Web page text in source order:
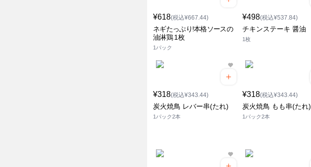
¥618(税込¥667.44)
ネギたっぷり!本格ソースの
油淋鶏 1枚
1パック
¥498(税込¥537.84)
チキンステーキ 醤油
1枚
¥318(税込¥343.44)
炭火焼鳥 レバー串(たれ)
1パック2本
¥318(税込¥343.44)
炭火焼鳥 もも串(たれ)
1パック2本